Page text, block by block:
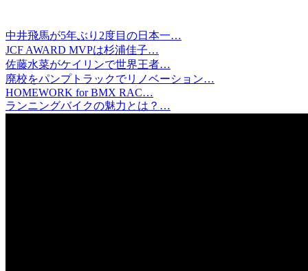
中井飛馬が5年ぶり2度目の日本一…
JCF AWARD MVPは杉浦佳子…
佐藤水菜がケイリンで世界王者…
廃校をパンプトラックでリノベーション…
HOMEWORK for BMX RAC…
ランニングバイクの魅力とは？…